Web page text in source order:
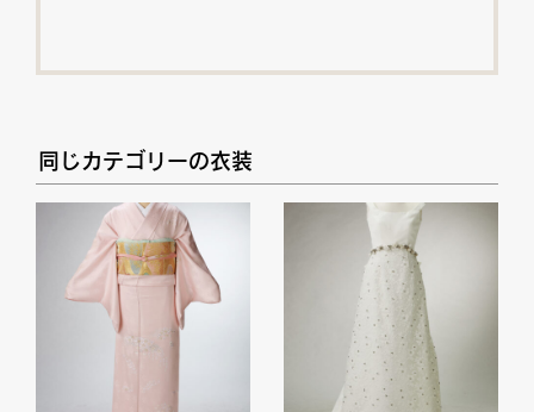
同じカテゴリーの衣装